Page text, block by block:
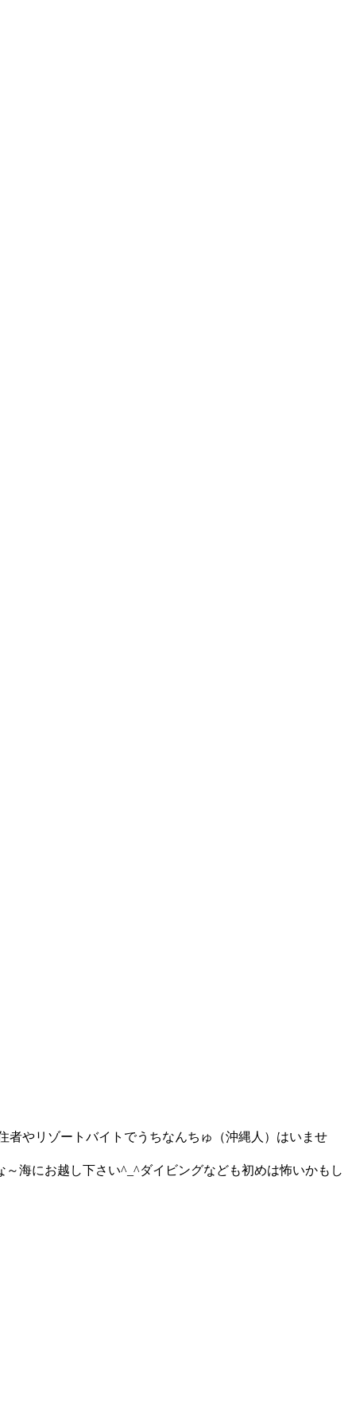
者やリゾートバイトでうちなんちゅ（沖縄人）はいませ
海にお越し下さい^_^ダイビングなども初めは怖いかもし